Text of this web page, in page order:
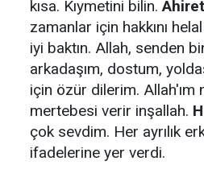
kısa. Kıymetini bilin.
zamanlar için hakkını
iyi baktın. Allah, senden
arkadaşım, dostum,
için özür dilerim. Allah'ım
mertebesi verir inşallah.
çok sevdim. Her ayrılık
ifadelerine yer verdi.